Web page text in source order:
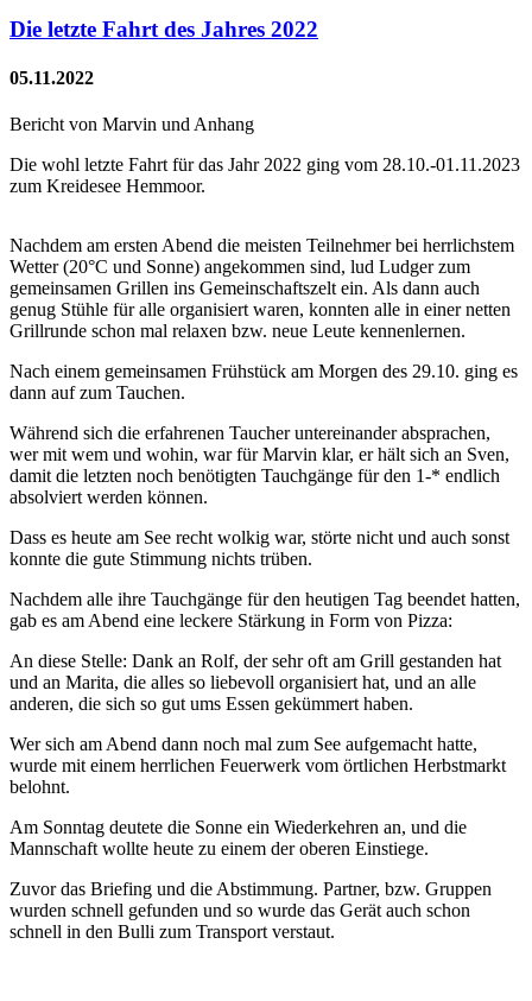
Die letzte Fahrt des Jahres 2022
05.11.2022
Bericht von Marvin und Anhang
Die wohl letzte Fahrt für das Jahr 2022 ging vom 28.10.-01.11.2023
zum Kreidesee Hemmoor.
Nachdem am ersten Abend die meisten Teilnehmer bei herrlichstem
Wetter (20°C und Sonne) angekommen sind, lud Ludger zum
gemeinsamen Grillen ins Gemeinschaftszelt ein. Als dann auch
genug Stühle für alle organisiert waren, konnten alle in einer netten
Grillrunde schon mal relaxen bzw. neue Leute kennenlernen.
Nach einem gemeinsamen Frühstück am Morgen des 29.10. ging es
dann auf zum Tauchen.
Während sich die erfahrenen Taucher untereinander absprachen,
wer mit wem und wohin, war für Marvin klar, er hält sich an Sven,
damit die letzten noch benötigten Tauchgänge für den 1-* endlich
absolviert werden können.
Dass es heute am See recht wolkig war, störte nicht und auch sonst
konnte die gute Stimmung nichts trüben.
Nachdem alle ihre Tauchgänge für den heutigen Tag beendet hatten,
gab es am Abend eine leckere Stärkung in Form von Pizza:
An diese Stelle: Dank an Rolf, der sehr oft am Grill gestanden hat
und an Marita, die alles so liebevoll organisiert hat, und an alle
anderen, die sich so gut ums Essen gekümmert haben.
Wer sich am Abend dann noch mal zum See aufgemacht hatte,
wurde mit einem herrlichen Feuerwerk vom örtlichen Herbstmarkt
belohnt.
Am Sonntag deutete die Sonne ein Wiederkehren an, und die
Mannschaft wollte heute zu einem der oberen Einstiege.
Zuvor das Briefing und die Abstimmung. Partner, bzw. Gruppen
wurden schnell gefunden und so wurde das Gerät auch schon
schnell in den Bulli zum Transport verstaut.